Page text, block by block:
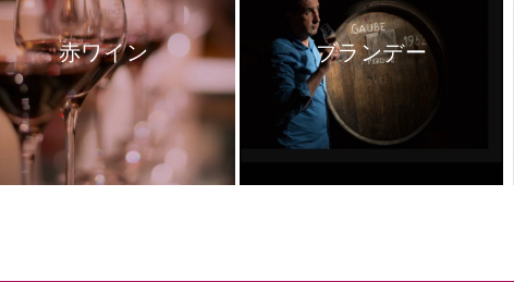
赤ワイン ブランデー